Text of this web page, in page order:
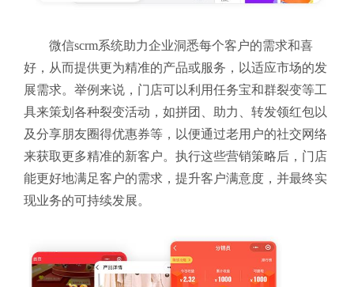
微信scrm系统助力企业洞悉每个客户的需求和喜
好，从而提供更为精准的产品或服务，以适应市场的发
展需求。举例来说，门店可以利用任务宝和群裂变等工
具来策划各种裂变活动，如拼团、助力、转发领红包以
及分享朋友圈得优惠券等，以便通过老用户的社交网络
来获取更多精准的新客户。执行这些营销策略后，门店
能更好地满足客户的需求，提升客户满意度，并最终实
现业务的可持续发展。